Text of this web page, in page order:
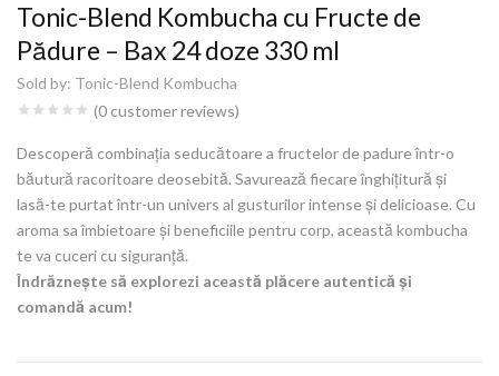
Tonic-Blend Kombucha cu Fructe de
Pădure – Bax 24 doze 330 ml
Sold by: Tonic-Blend Kombucha
(0 customer reviews)
Descoperă combinația seducătoare a fructelor de padure într-o
băutură racoritoare deosebită. Savurează fiecare înghițitură și
lasă-te purtat într-un univers al gusturilor intense și delicioase. Cu
aroma sa îmbietoare și beneficiile pentru corp, această kombucha
te va cuceri cu siguranță.
Îndrăznește să explorezi această plăcere autentică și
comandă acum!